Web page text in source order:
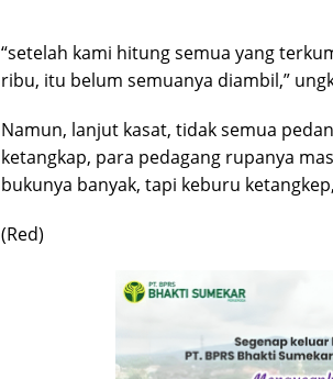
“setelah kami hitung semua yang
ribu, itu belum semuanya diambil,”
Namun, lanjut kasat, tidak semua
ketangkap, para pedagang rupanya
bukunya banyak, tapi keburu
(Red)